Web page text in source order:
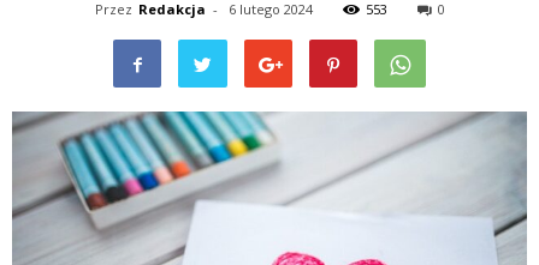
Przez Redakcja - 6 lutego 2024 553 0